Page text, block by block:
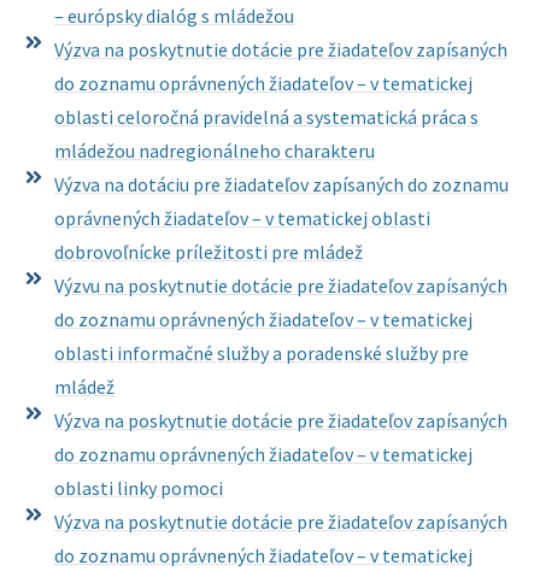
– európsky dialóg s mládežou
Výzva na poskytnutie dotácie pre žiadateľov zapísaných
do zoznamu oprávnených žiadateľov – v tematickej
oblasti celoročná pravidelná a systematická práca s
mládežou nadregionálneho charakteru
Výzva na dotáciu pre žiadateľov zapísaných do zoznamu
oprávnených žiadateľov – v tematickej oblasti
dobrovoľnícke príležitosti pre mládež
Výzvu na poskytnutie dotácie pre žiadateľov zapísaných
do zoznamu oprávnených žiadateľov – v tematickej
oblasti informačné služby a poradenské služby pre
mládež
Výzva na poskytnutie dotácie pre žiadateľov zapísaných
do zoznamu oprávnených žiadateľov – v tematickej
oblasti linky pomoci
Výzva na poskytnutie dotácie pre žiadateľov zapísaných
do zoznamu oprávnených žiadateľov – v tematickej